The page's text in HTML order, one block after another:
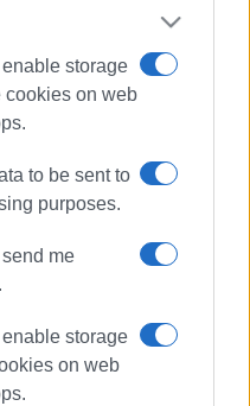
enable storage
cookies on web
to be sent to
purposes.
send me
enable storage
on web